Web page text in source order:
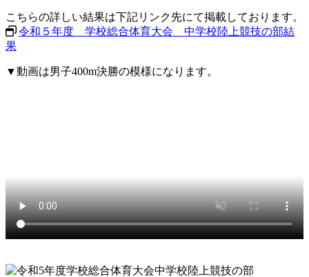
こちらの詳しい結果は下記リンク先にて掲載しております。
令和５年度 学校総合体育大会 中学校陸上競技の部結
果
▼動画は男子400m決勝の模様になります。